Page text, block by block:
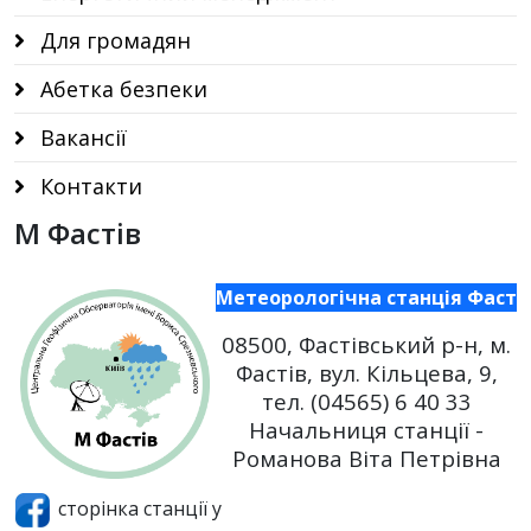
Для громадян
Абетка безпеки
Вакансії
Контакти
М Фастів
Метеорологічна станція
08500, Фастівський р-н, м.
Фастів, вул. Кільцева, 9,
тел. (04565) 6 40 33
Начальниця станції -
Романова Віта Петрівна
сторінка станції у